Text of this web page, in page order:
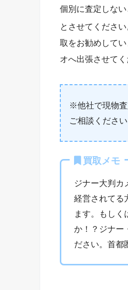
個別に査定しな
とさせてくださ
取をお勧めして
オへ出張させてく
※他社で現物査
ご相談ください
買取メモ
ジナー大判カ
経営されてる
ます。もしく
か！？ジナー
ださい。首都